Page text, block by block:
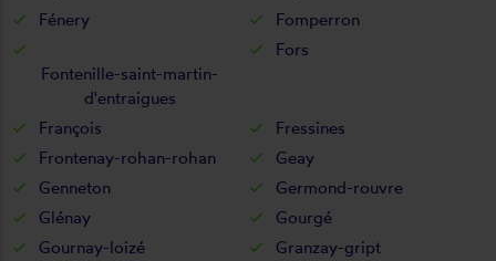
Fénery
Fomperron
Fontenille-saint-martin-
d'entraigues
Fors
François
Fressines
Frontenay-rohan-rohan
Geay
Genneton
Germond-rouvre
Glénay
Gourgé
Gournay-loizé
Granzay-gript